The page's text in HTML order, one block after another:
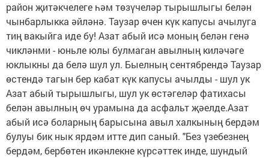
район җитәкчелеге һәм төзүчеләр тырышлыгы белән
чынбарлыкка әйләнә. Таузар өчен күк капусы ачылуга
тиң вакыйга иде бу! Азат абый исә моның белән генә
чикләнми - юньле юлы булмаган авылның киләчәге
юклыкны да белә шул ул. Быелның сентябрендә Таузар
өстендә тагын бер кабат күк капусы ачылды - шул ук
Азат абый тырышлыгы, шул ук өстәгеләр фатихасы
белән авылның өч урамына да асфальт җәелде.Азат
абый исә боларның барысына авыл халкының бердәм
булуы бик нык ярдәм итте дип саный. "Без үзебезнең
бердәм, бербөтен икәнлекне күрсәттек инде, шундый